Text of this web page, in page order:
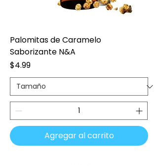
Palomitas de Caramelo
Saborizante N&A
Precio
$4.99
Agregar al carrito